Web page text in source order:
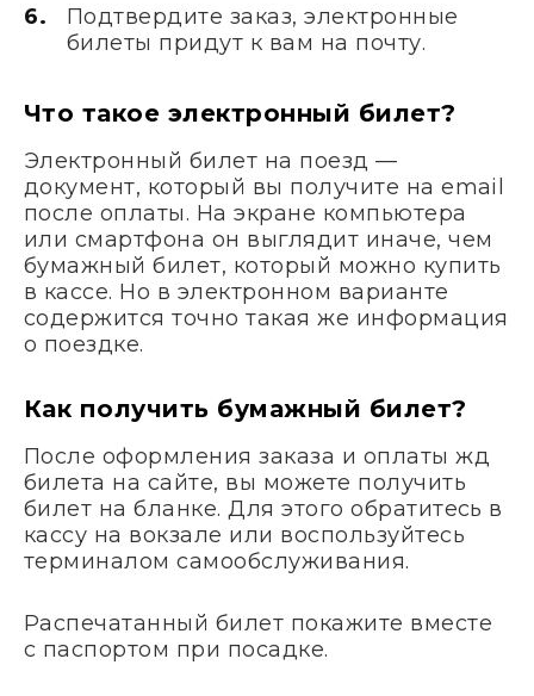
Подтвердите заказ, электронные
билеты придут к вам на почту.
Что такое электронный билет?
Электронный билет на поезд —
документ, который вы получите на email
после оплаты. На экране компьютера
или смартфона он выглядит иначе, чем
бумажный билет, который можно купить
в кассе. Но в электронном варианте
содержится точно такая же информация
о поездке.
Как получить бумажный билет?
После оформления заказа и оплаты жд
билета на сайте, вы можете получить
билет на бланке. Для этого обратитесь в
кассу на вокзале или воспользуйтесь
терминалом самообслуживания.
Распечатанный билет покажите вместе
с паспортом при посадке.